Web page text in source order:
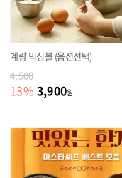
계량 믹싱볼 (옵션선택)
4,500
13% 3,900원